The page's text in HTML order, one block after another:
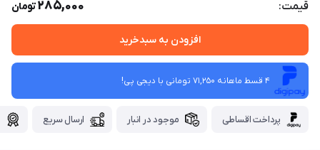
قیمت: 285,000تومان
افزودن به سبدخرید
4 قسط ماهانه 71,250 تومانی با دیجی ‌پی!
پرداخت اقساطی موجود در انبار ارسال سریع